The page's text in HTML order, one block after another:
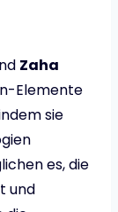
Zaha
Elemente
sie
es, die
und